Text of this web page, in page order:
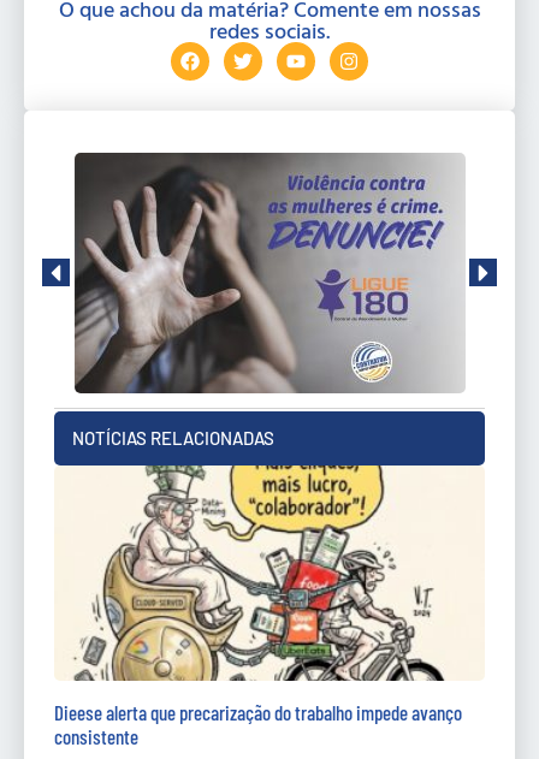
O que achou da matéria? Comente em nossas
redes sociais.
NOTÍCIAS RELACIONADAS
Dieese alerta que precarização do trabalho impede avanço
consistente